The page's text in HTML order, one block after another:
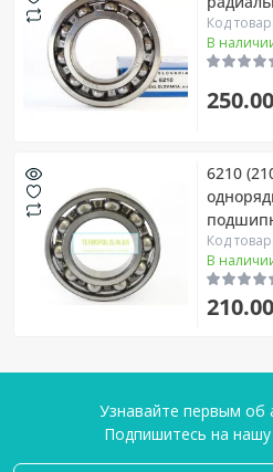
Код
В
6210
Код
В
Узнавайте первым об
Подпишитесь на